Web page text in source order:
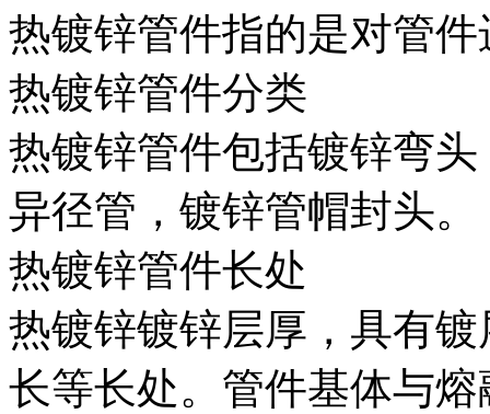
热镀锌管件指的是对管
热镀锌管件分类
热镀锌管件包括镀锌弯
异径管，镀锌管帽封头。
热镀锌管件长处
热镀锌镀锌层厚，具有
长等长处。管件基体与